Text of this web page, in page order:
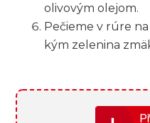
olivovým olejom.
Pečieme ⁢v⁣ rúre
kým zelenina